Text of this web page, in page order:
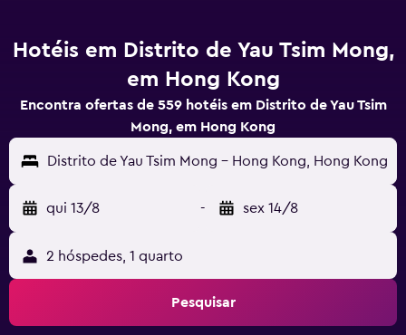
Hotéis em Distrito de Yau Tsim Mong,
em Hong Kong
Encontra ofertas de 559 hotéis em Distrito de Yau Tsim
Mong, em Hong Kong
Distrito de Yau Tsim Mong - Hong Kong, Hong Kong
qui 13/8 - sex 14/8
2 hóspedes, 1 quarto
Pesquisar